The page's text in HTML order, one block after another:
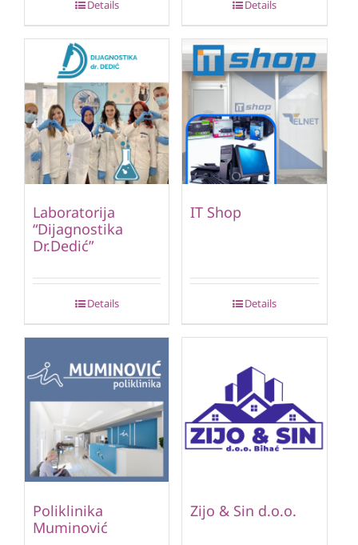
Details Details
Laboratorija
“Dijagnostika
Dr.Dedić”
Details
IT Shop
Details
Poliklinika
Muminović
Zijo & Sin d.o.o.